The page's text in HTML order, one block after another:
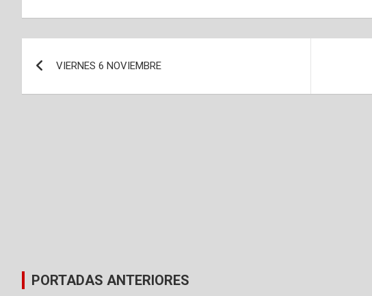
VIERNES 6 NOVIEMBRE
PORTADAS ANTERIORES